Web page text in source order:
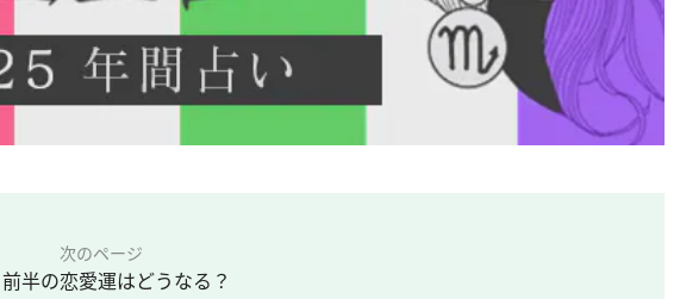
次のページ
半の恋愛運はどうなる？